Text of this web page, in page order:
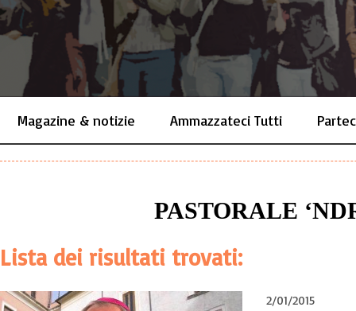
Magazine & notizie Ammazzateci Tutti
PASTORALE
Lista dei risultati trovati:
2/01/2015